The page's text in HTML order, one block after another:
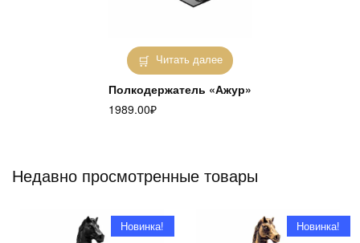
Читать далее
Полкодержатель «Ажур»
1989.00₽
Недавно просмотренные товары
Новинка! Новинка!